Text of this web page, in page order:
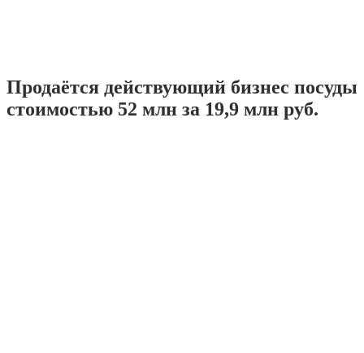
Продаётся действующий бизнес посуды
стоимостью 52 млн за 19,9 млн руб.